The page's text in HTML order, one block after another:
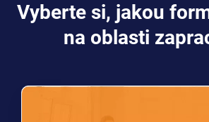
Vyberte si, jakou
na oblasti